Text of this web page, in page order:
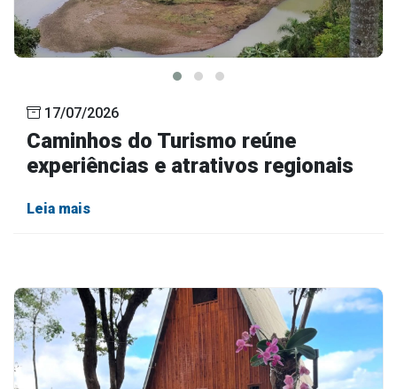
17/07/2026
Caminhos do Turismo reúne
experiências e atrativos regionais
Leia mais